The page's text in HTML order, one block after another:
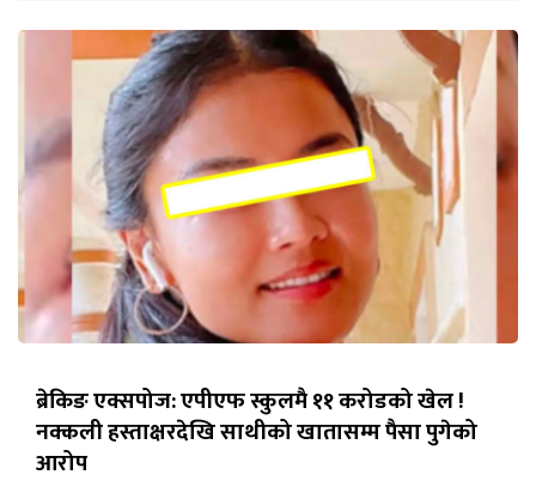
ब्रेकिङ एक्सपोज: एपीएफ स्कुलमै ११ करोडको खेल !
नक्कली हस्ताक्षरदेखि साथीको खातासम्म पैसा पुगेको
आरोप